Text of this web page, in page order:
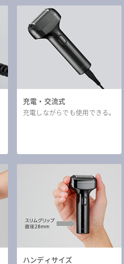
充電・交流式
充電しながらでも使用できる。
ハンディサイズ